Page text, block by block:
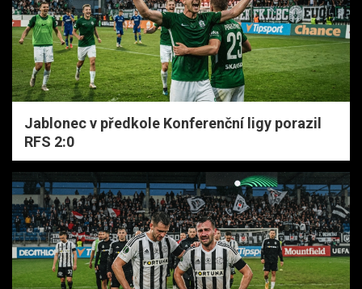
Jablonec v předkole Konferenční ligy porazil
RFS 2:0